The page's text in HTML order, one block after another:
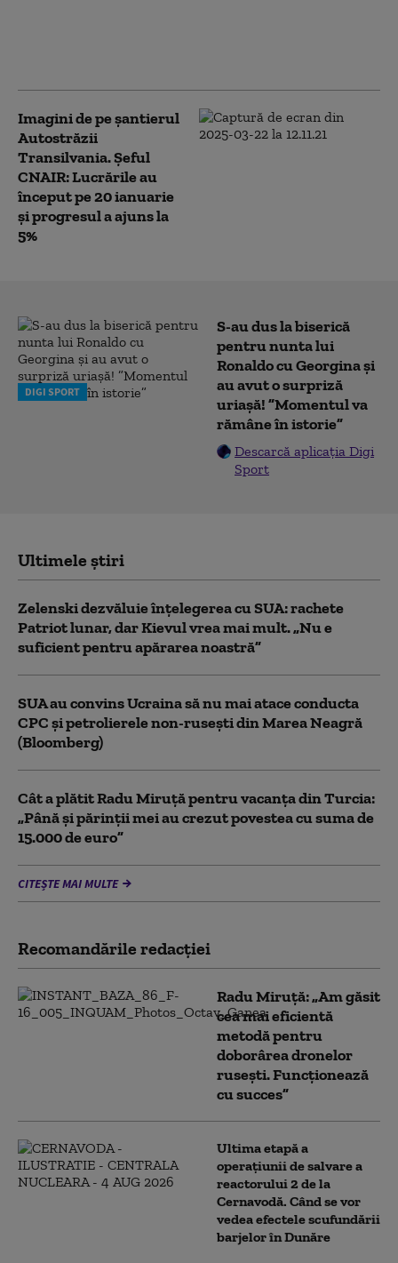
Imagini de pe șantierul
Autostrăzii
Transilvania. Șeful
CNAIR: Lucrările au
început pe 20 ianuarie
și progresul a ajuns la
5%
DIGI SPORT
S-au dus la biserică
pentru nunta lui
Ronaldo cu Georgina și
au avut o surpriză
uriașă! ”Momentul va
rămâne în istorie”
Descarcă aplicația Digi
Sport
Ultimele știri
Zelenski dezvăluie înțelegerea cu SUA: rachete
Patriot lunar, dar Kievul vrea mai mult. „Nu e
suficient pentru apărarea noastră”
SUA au convins Ucraina să nu mai atace conducta
CPC şi petrolierele non-ruseşti din Marea Neagră
(Bloomberg)
Cât a plătit Radu Miruță pentru vacanța din Turcia:
„Până și părinții mei au crezut povestea cu suma de
15.000 de euro”
CITEȘTE MAI MULTE
Recomandările redacţiei
Radu Miruță: „Am găsit
cea mai eficientă
metodă pentru
doborârea dronelor
rusești. Funcționează
cu succes”
Ultima etapă a
operațiunii de salvare a
reactorului 2 de la
Cernavodă. Când se vor
vedea efectele scufundării
barjelor în Dunăre